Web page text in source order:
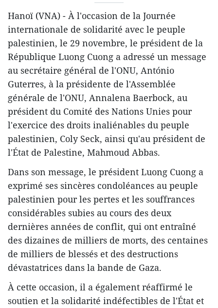
Hanoï (VNA) - À l'occasion de la Journée
internationale de solidarité avec le peuple
palestinien, le 29 novembre, le président de la
République Luong Cuong a adressé un message
au secrétaire général de l'ONU, António
Guterres, à la présidente de l'Assemblée
générale de l'ONU, Annalena Baerbock, au
président du Comité des Nations Unies pour
l'exercice des droits inaliénables du peuple
palestinien, Coly Seck, ainsi qu'au président de
l'État de Palestine, Mahmoud Abbas.
Dans son message, le président Luong Cuong a
exprimé ses sincères condoléances au peuple
palestinien pour les pertes et les souffrances
considérables subies au cours des deux
dernières années de conflit, qui ont entraîné
des dizaines de milliers de morts, des centaines
de milliers de blessés et des destructions
dévastatrices dans la bande de Gaza.
À cette occasion, il a également réaffirmé le
soutien et la solidarité indéfectibles de l'État et